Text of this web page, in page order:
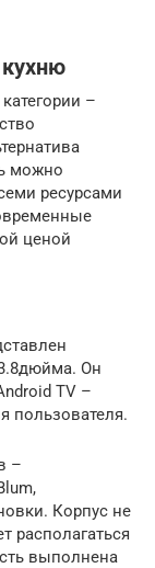
–
можно
ресурсами
ценой
Он
TV –
пользователя.
–
Корпус не
располагаться
выполнена